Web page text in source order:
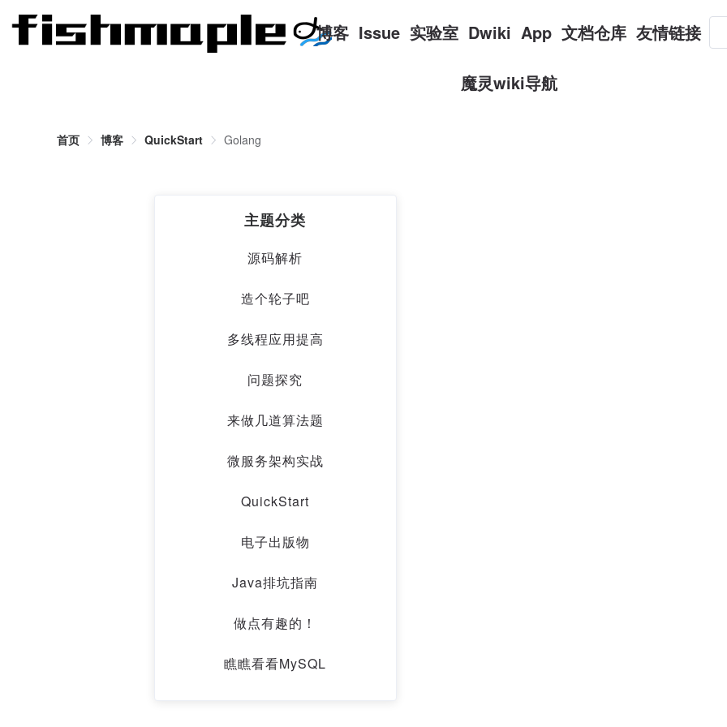
博客 Issue 实验室 Dwiki App 文档仓库 友情链接
魔灵wiki导航
首页 博客 QuickStart Golang
主题分类
源码解析
造个轮子吧
多线程应用提高
问题探究
来做几道算法题
微服务架构实战
QuickStart
电子出版物
Java排坑指南
做点有趣的！
瞧瞧看看MySQL